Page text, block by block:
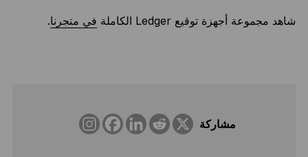
شاهد مجموعة أجهزة توقيع Ledger الكاملة في متجرنا.
مشاركة